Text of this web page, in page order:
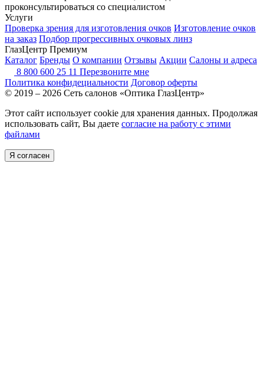
проконсультироваться со специалистом
Услуги
Проверка зрения для изготовления очков Изготовление очков
на заказ Подбор прогрессивных очковых линз
ГлазЦентр Премиум
Каталог Бренды О компании Отзывы Акции Салоны и адреса
8 800 600 25 11 Перезвоните мне
Политика конфидециальности Договор оферты
© 2019 – 2026 Сеть салонов «Оптика ГлазЦентр»
Этот сайт использует cookie для хранения данных. Продолжая
использовать сайт, Вы даете согласие на работу с этими
файлами
Я согласен